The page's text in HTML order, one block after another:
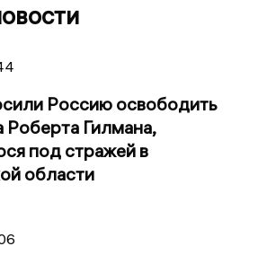
Россию освободить
Роберта Гилмана,
под стражей в
области